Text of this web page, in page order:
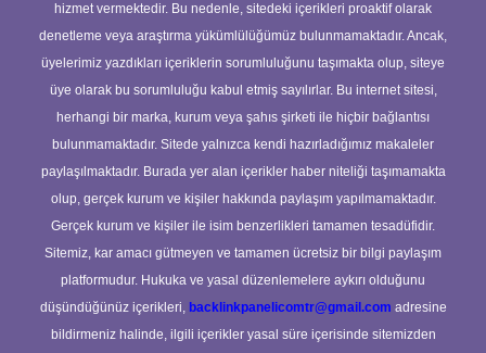
hizmet vermektedir. Bu nedenle, sitedeki içerikleri proaktif olarak
denetleme veya araştırma yükümlülüğümüz bulunmamaktadır. Ancak,
üyelerimiz yazdıkları içeriklerin sorumluluğunu taşımakta olup, siteye
üye olarak bu sorumluluğu kabul etmiş sayılırlar. Bu internet sitesi,
herhangi bir marka, kurum veya şahıs şirketi ile hiçbir bağlantısı
bulunmamaktadır. Sitede yalnızca kendi hazırladığımız makaleler
paylaşılmaktadır. Burada yer alan içerikler haber niteliği taşımamakta
olup, gerçek kurum ve kişiler hakkında paylaşım yapılmamaktadır.
Gerçek kurum ve kişiler ile isim benzerlikleri tamamen tesadüfidir.
Sitemiz, kar amacı gütmeyen ve tamamen ücretsiz bir bilgi paylaşım
platformudur. Hukuka ve yasal düzenlemelere aykırı olduğunu
düşündüğünüz içerikleri, backlinkpanelicomtr@gmail.com adresine
bildirmeniz halinde, ilgili içerikler yasal süre içerisinde sitemizden